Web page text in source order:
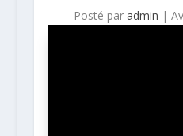
Posté paradmin |